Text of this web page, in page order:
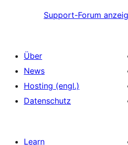
Support-Forum
Über
News
Hosting (engl.)
Datenschutz
Learn